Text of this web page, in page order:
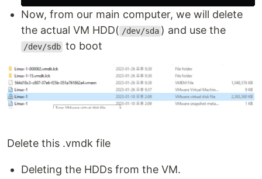
Now, from our main computer, we will delete
the actual VM HDD( /dev/sda ) and use the
/dev/sdb to boot
Delete this .vmdk file
Deleting the HDDs from the VM.